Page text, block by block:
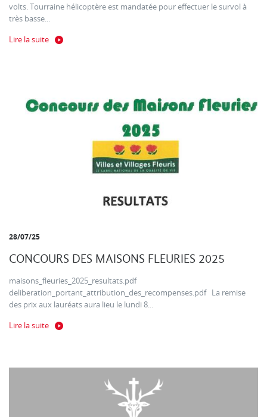
volts. Tourraine hélicoptère est mandatée pour effectuer le survol à
très basse...
Lire la suite
28/07/25
CONCOURS DES MAISONS FLEURIES 2025
maisons_fleuries_2025_resultats.pdf
deliberation_portant_attribution_des_recompenses.pdf La remise
des prix aux lauréats aura lieu le lundi 8...
Lire la suite